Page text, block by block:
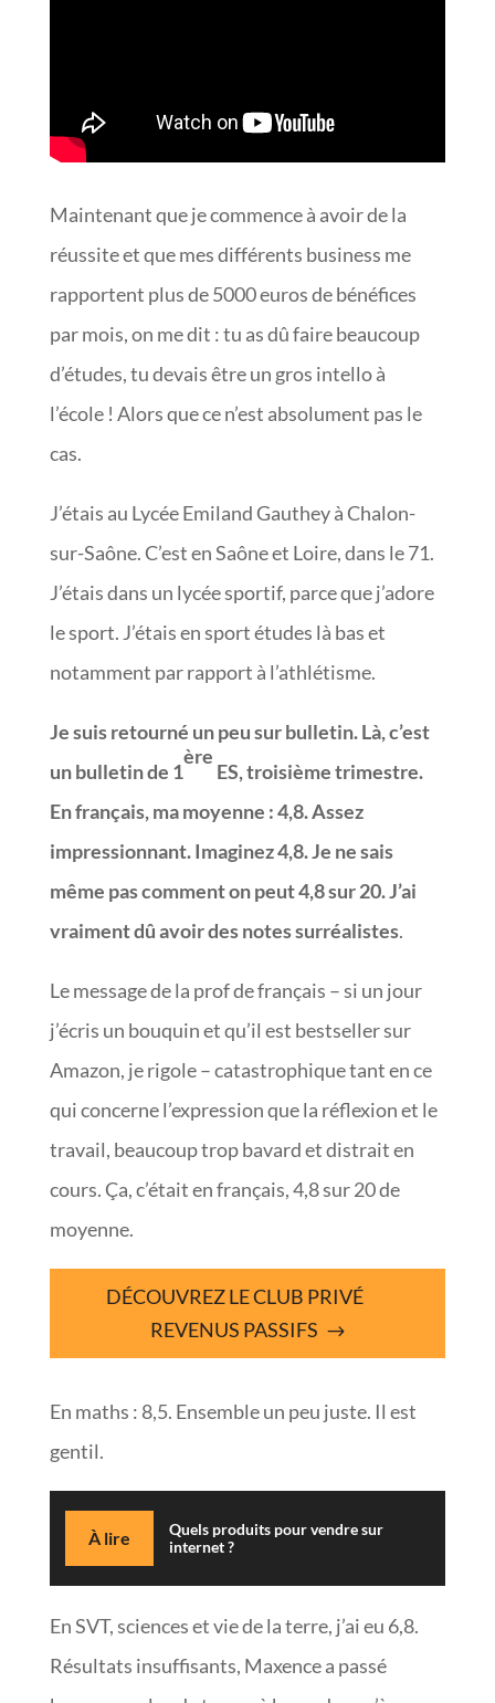
Maintenant que je commence à avoir de la
réussite et que mes différents business me
rapportent plus de 5000 euros de bénéfices
par mois, on me dit : tu as dû faire beaucoup
d’études, tu devais être un gros intello à
l’école ! Alors que ce n’est absolument pas le
cas.
J’étais au Lycée Emiland Gauthey à Chalon-
sur-Saône. C’est en Saône et Loire, dans le 71.
J’étais dans un lycée sportif, parce que j’adore
le sport. J’étais en sport études là bas et
notamment par rapport à l’athlétisme.
Je suis retourné un peu sur bulletin. Là, c’est
un bulletin de 1
ère
ES, troisième trimestre.
En français, ma moyenne : 4,8. Assez
impressionnant. Imaginez 4,8. Je ne sais
même pas comment on peut 4,8 sur 20. J’ai
vraiment dû avoir des notes surréalistes.
Le message de la prof de français – si un jour
j’écris un bouquin et qu’il est bestseller sur
Amazon, je rigole – catastrophique tant en ce
qui concerne l’expression que la réflexion et le
travail, beaucoup trop bavard et distrait en
cours. Ça, c’était en français, 4,8 sur 20 de
moyenne.
DÉCOUVREZ LE CLUB PRIVÉ
REVENUS PASSIFS
En maths : 8,5. Ensemble un peu juste. Il est
gentil.
À lire
Quels produits pour vendre sur
internet ?
En SVT, sciences et vie de la terre, j’ai eu 6,8.
Résultats insuffisants, Maxence a passé